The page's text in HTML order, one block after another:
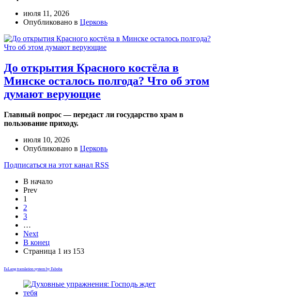
июля 11, 2026
Опубликовано в Церковь
До открытия Красного костёла в
Минске осталось полгода? Что об этом
думают верующие
Главный вопрос — передаст ли государство храм в
пользование приходу.
июля 10, 2026
Опубликовано в Церковь
Подписаться на этот канал RSS
В начало
Prev
1
2
3
…
Next
В конец
Страница 1 из 153
FaLang translation system by Faboba